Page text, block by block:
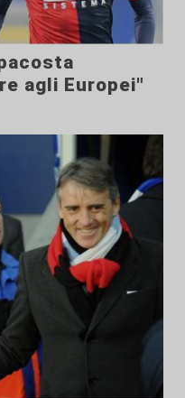
agli Europei"